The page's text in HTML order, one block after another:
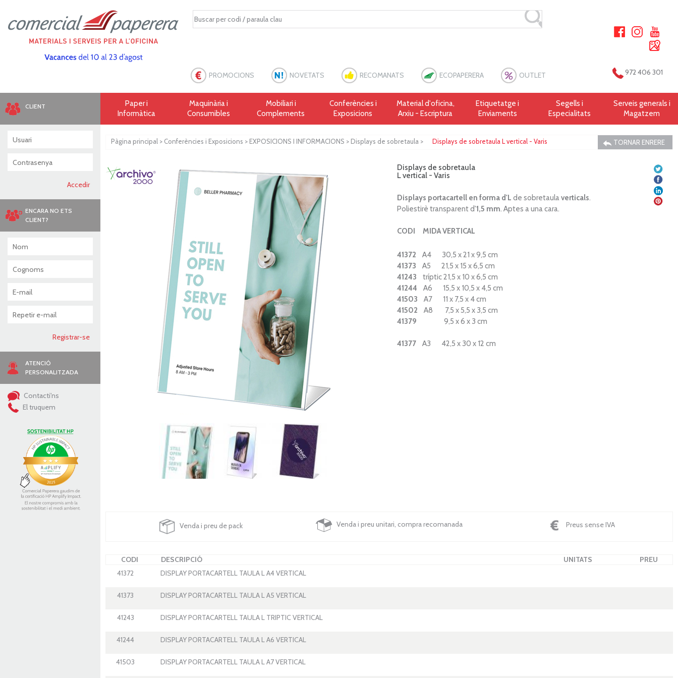
PROMOCIONS NOVETATS RECOMANATS ECOPAPERERA OUTLET 972 406 301
Paper i
Informàtica
Maquinària i
Consumibles
Mobiliari i
Complements
Conferències i
Exposicions
Material d'oficina,
Arxiu - Escriptura
Etiquetatge i
Enviaments
Segells i
Especialitats
Serveis generals i
Magatzem
Pàgina principal > Conferències i Exposicions > EXPOSICIONS I INFORMACIONS > Displays de sobretaula > Displays de sobretaula L vertical - Varis TORNAR ENRERE
Displays de sobretaula
L vertical - Varis
Displays portacartell en forma d'L de sobretaulaverticals.
Poliestirè transparent d'1,5 mm. Aptes a una cara.
CODI MIDA VERTICAL
41372 A4 30,5 x 21 x 9,5 cm
41373
A5 21,5 x 15 x 6,5 cm
41243
tríptic 21,5 x 10 x 6,5 cm
41244
A6 15,5 x 10,5 x 4,5 cm
41503
A7 11 x 7,5 x 4 cm
41502
A8 7,5 x 5,5 x 3,5 cm
41379
9,5 x 6 x 3 cm
41377A3 42,5 x 30 x 12 cm
Venda i preu de pack Venda i preu unitari, compra recomanada Preus sense IVA
CODI DESCRIPCIÓ UNITATS
PREU
41372
DISPLAY PORTACARTELL TAULA L A4 VERTICAL
41373 DISPLAY PORTACARTELL TAULA L A5 VERTICAL
41243 DISPLAY PORTACARTELL TAULA L TRIPTIC VERTICAL
41244 DISPLAY PORTACARTELL TAULA L A6 VERTICAL
41503 DISPLAY PORTACARTELL TAULA L A7 VERTICAL
CLIENT
ENCARA NO ETS
CLIENT?
ATENCIÓ
PERSONALITZADA
Contacti'ns
El truquem